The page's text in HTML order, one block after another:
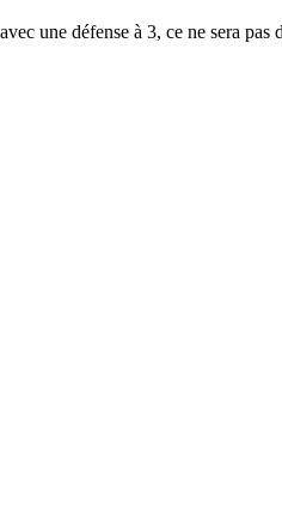
une défense à 3, ce ne sera pas